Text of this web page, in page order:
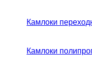
Камлоки
Камлоки